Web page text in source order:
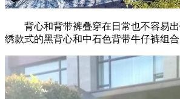
背心和背带裤叠穿在日常也不容易出
绣款式的黑背心和中石色背带牛仔裤组合